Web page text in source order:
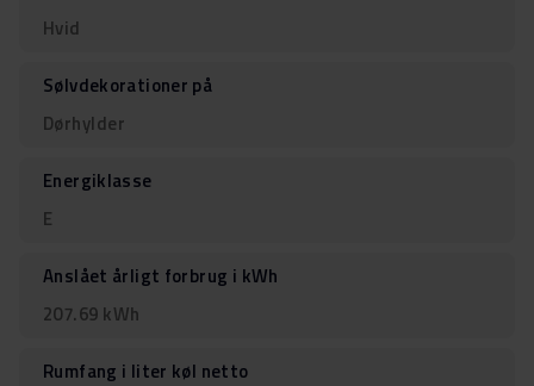
Hvid
Sølvdekorationer på
Dørhylder
Energiklasse
E
Anslået årligt forbrug i kWh
207.69 kWh
Rumfang i liter køl netto